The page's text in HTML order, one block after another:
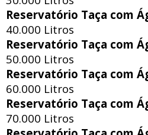
Reservatório Taça com
40.000 Litros
Reservatório Taça com
50.000 Litros
Reservatório Taça com
60.000 Litros
Reservatório Taça com
70.000 Litros